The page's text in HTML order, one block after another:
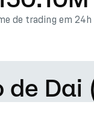
de trading em 24h
Dai